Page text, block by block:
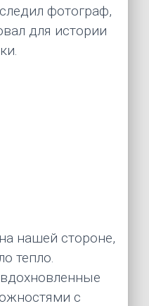
фотограф,
для истории
нашей стороне,
тепло.
с